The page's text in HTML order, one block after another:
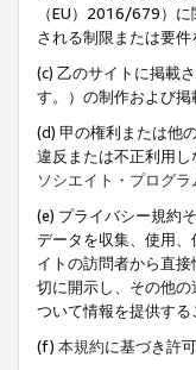
（EU）2016/679）
される制限または要
(c) 乙のサイトに掲載
す。）の制作および
(d) 甲の権利または他
違反または不正利用
ソシエイト・プログ
(e) プライバシー規約
データを収集、使用
イトの訪問者から直
切に開示し、その他
ついて情報を提供す
(f) 本規約に基づき許